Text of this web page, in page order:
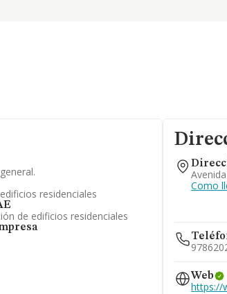
residenciales
de edificios residenciales
Como
Web
https://